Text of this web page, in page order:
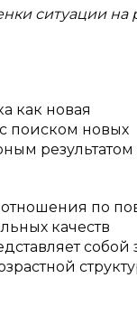
ситуации на
как новая
поиском новых
результатом
отношения по
качеств
собой